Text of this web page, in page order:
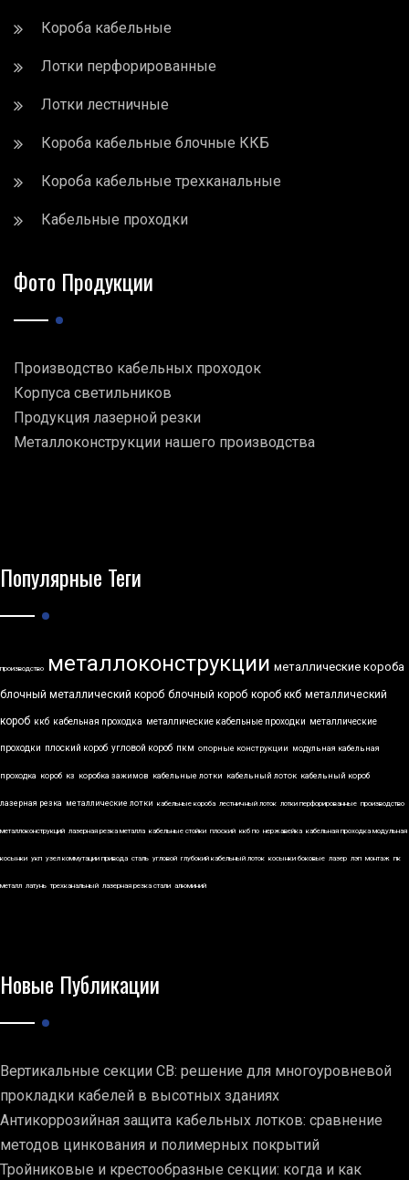
Короба кабельные
Лотки перфорированные
Лотки лестничные
Короба кабельные блочные ККБ
Короба кабельные трехканальные
Кабельные проходки
Фото Продукции
Производство кабельных проходок
Корпуса светильников
Продукция лазерной резки
Металлоконструкции нашего производства
Популярные Теги
производство металлоконструкции металлические короба
блочный металлический короб блочный короб короб ккб металлический
короб ккб кабельная проходка металлические кабельные проходки металлические
проходки плоский короб угловой короб пкм опорные конструкции модульная кабельная
проходка короб кз коробка зажимов кабельные лотки кабельный лоток кабельный короб
лазерная резка металлические лотки кабельные короба лестничный лоток лотки перфорированные производство
металлоконструкций лазерная резка металла кабельные стойки плоский ккб по нержавейка кабельная проходка модульная
косынки укп узел коммутации привода сталь угловой глубокий кабельный лоток косынки боковые лазер лэп монтаж пк
металл латунь трехканальный лазерная резка стали алюминий
Новые Публикации
Вертикальные секции СВ: решение для многоуровневой
прокладки кабелей в высотных зданиях
Антикоррозийная защита кабельных лотков: сравнение
методов цинкования и полимерных покрытий
Тройниковые и крестообразные секции: когда и как